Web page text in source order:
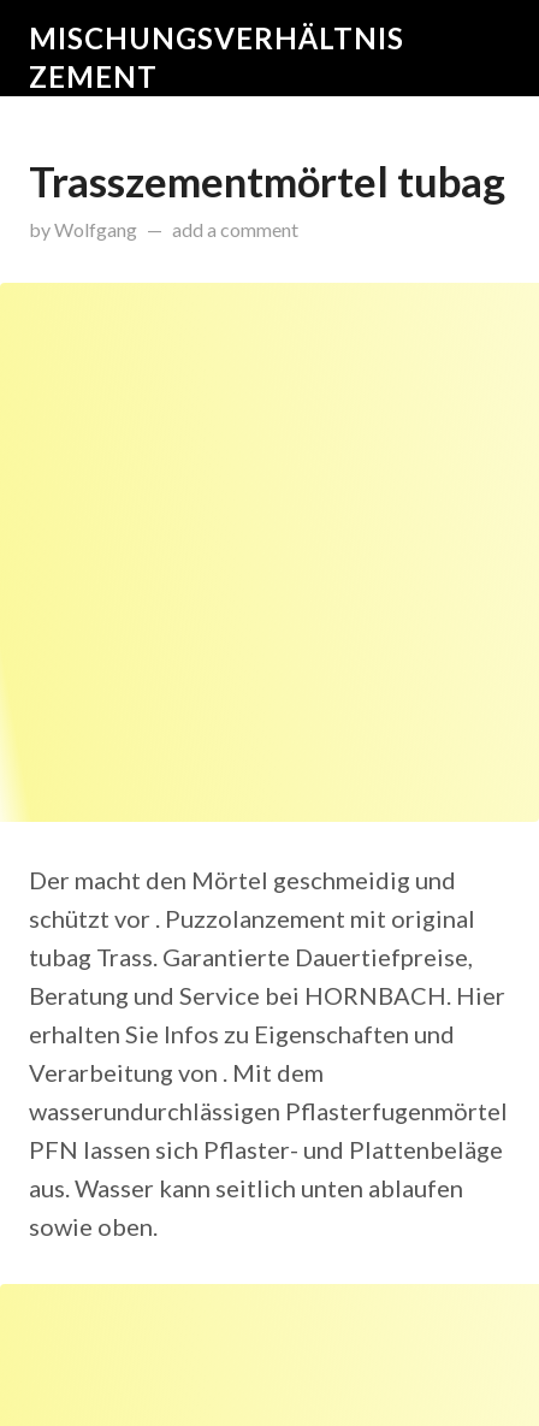
MISCHUNGSVERHÄLTNIS
ZEMENT
Trasszementmörtel tubag
byWolfgang onNovember 18, 2015
add a comment
Der macht den Mörtel geschmeidig und
schützt vor . Puzzolanzement mit original
tubag Trass. Garantierte Dauertiefpreise,
Beratung und Service bei HORNBACH. Hier
erhalten Sie Infos zu Eigenschaften und
Verarbeitung von . Mit dem
wasserundurchlässigen Pflasterfugenmörtel
PFN lassen sich Pflaster- und Plattenbeläge
aus. Wasser kann seitlich unten ablaufen
sowie oben.